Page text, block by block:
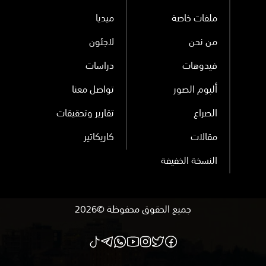
ملفات خاصة ميديا
من نحن لاجئون
فيدوهات دراسات
ألبوم الصور تواصل معنا
الصراع تقارير وتحقيقات
مقالات كاريكاتير
النسخة الخفيفة
جميع الحقوق محفوظة ©2026